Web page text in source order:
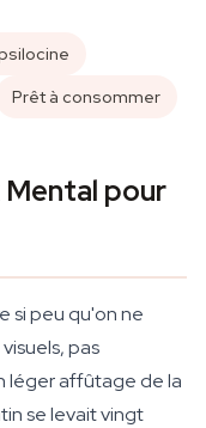
Prêt à consommer
Mental pour
si peu qu'on ne
pas
léger affûtage de la
se levait vingt